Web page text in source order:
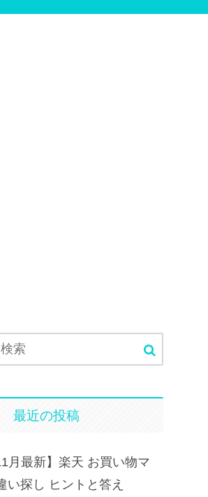
最近の投稿
月最新】楽天 お買い物マ
い探し ヒントと答え